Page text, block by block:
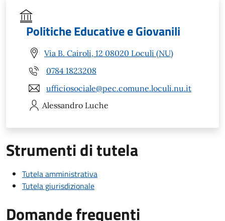
Politiche Educative e Giovanili
Via B. Cairoli, 12 08020 Loculi (NU)
0784 1823208
ufficiosociale@pec.comune.loculi.nu.it
Alessandro Luche
Strumenti di tutela
Tutela amministrativa
Tutela giurisdizionale
Domande frequenti